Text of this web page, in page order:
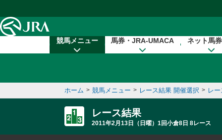
競馬メニュー 馬券・JRA-UMACA ネット馬
ホーム > 競馬メニュー > レース結果 開催選択 > レ
レース結果
2011年2月13日（日曜）1回小倉8日 8レース